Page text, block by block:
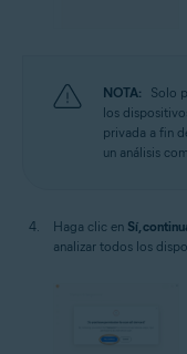
NOTA:
Solo
los
privada a fin
un análisis
Haga clic en Sí,
analizar todos los